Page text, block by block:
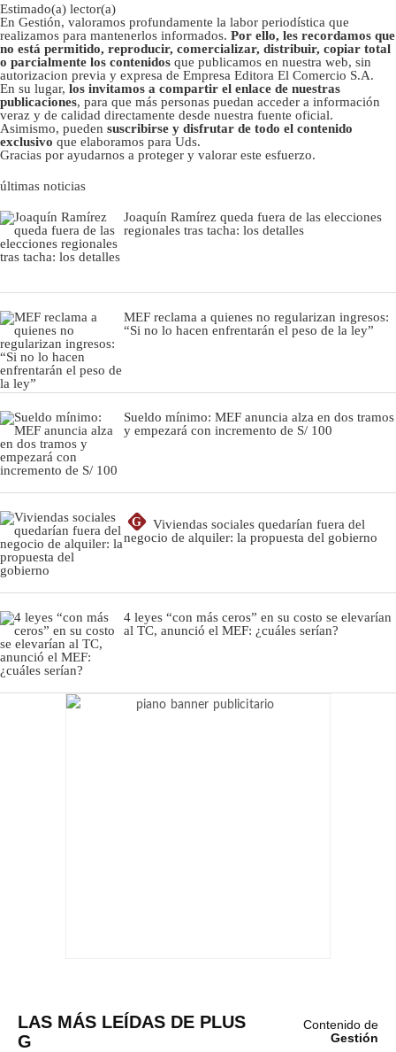
Estimado(a) lector(a)
En Gestión, valoramos profundamente la labor periodística que
realizamos para mantenerlos informados. Por ello, les recordamos que
no está permitido, reproducir, comercializar, distribuir, copiar total
o parcialmente los contenidos que publicamos en nuestra web, sin
autorizacion previa y expresa de Empresa Editora El Comercio S.A.
En su lugar, los invitamos a compartir el enlace de nuestras
publicaciones, para que más personas puedan acceder a información
veraz y de calidad directamente desde nuestra fuente oficial.
Asimismo, pueden suscribirse y disfrutar de todo el contenido
exclusivo que elaboramos para Uds.
Gracias por ayudarnos a proteger y valorar este esfuerzo.
últimas noticias
Joaquín Ramírez queda fuera de las elecciones
regionales tras tacha: los detalles
MEF reclama a quienes no regularizan ingresos:
“Si no lo hacen enfrentarán el peso de la ley”
Sueldo mínimo: MEF anuncia alza en dos tramos
y empezará con incremento de S/ 100
G
Viviendas sociales quedarían fuera del
negocio de alquiler: la propuesta del gobierno
4 leyes “con más ceros” en su costo se elevarían
al TC, anunció el MEF: ¿cuáles serían?
LAS MÁS LEÍDAS DE PLUS
G
Contenido de
Gestión